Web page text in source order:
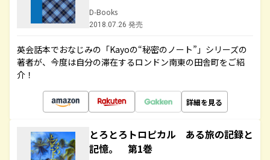
D-Books
2018.07.26 発売
英会話本でおなじみの「Kayoの“秘密のノート”」シリーズの
著者が、今度は自分の滞在するロンドン南東の田舎町をご紹
介！
詳細を見る
とろとろトロピカル ある旅の記録と
記憶。 第1巻